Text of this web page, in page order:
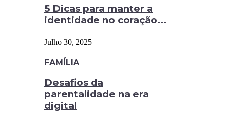
5 Dicas para manter a
identidade no coração...
Julho 30, 2025
FAMÍLIA
Desafios da
parentalidade na era
digital